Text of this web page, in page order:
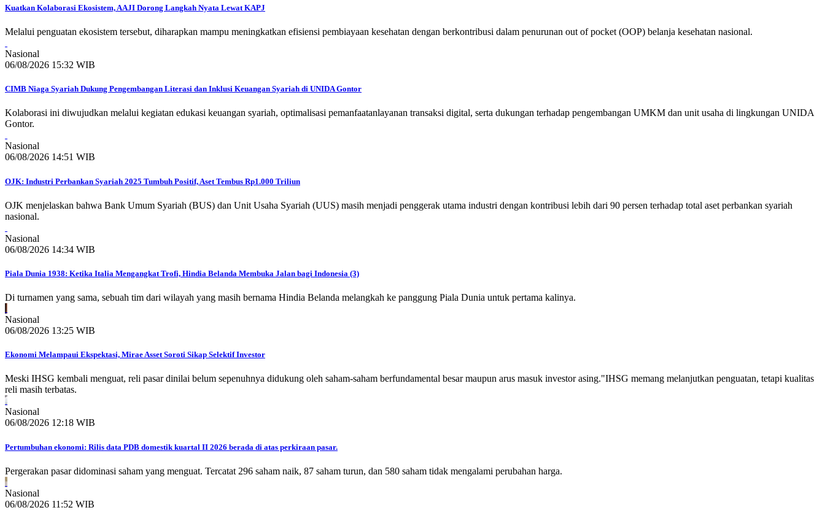
Kuatkan Kolaborasi Ekosistem, AAJI Dorong Langkah Nyata Lewat KAPJ
Melalui penguatan ekosistem tersebut, diharapkan mampu meningkatkan efisiensi pembiayaan kesehatan dengan berkontribusi dalam penurunan out of pocket (OOP) belanja kesehatan nasional.
Nasional
06/08/2026 15:32 WIB
CIMB Niaga Syariah Dukung Pengembangan Literasi dan Inklusi Keuangan Syariah di UNIDA Gontor
Kolaborasi ini diwujudkan melalui kegiatan edukasi keuangan syariah, optimalisasi pemanfaatanlayanan transaksi digital, serta dukungan terhadap pengembangan UMKM dan unit usaha di lingkungan UNIDA
Gontor.
Nasional
06/08/2026 14:51 WIB
OJK: Industri Perbankan Syariah 2025 Tumbuh Positif, Aset Tembus Rp1.000 Triliun
OJK menjelaskan bahwa Bank Umum Syariah (BUS) dan Unit Usaha Syariah (UUS) masih menjadi penggerak utama industri dengan kontribusi lebih dari 90 persen terhadap total aset perbankan syariah
nasional.
Nasional
06/08/2026 14:34 WIB
Piala Dunia 1938: Ketika Italia Mengangkat Trofi, Hindia Belanda Membuka Jalan bagi Indonesia (3)
Di turnamen yang sama, sebuah tim dari wilayah yang masih bernama Hindia Belanda melangkah ke panggung Piala Dunia untuk pertama kalinya.
Nasional
06/08/2026 13:25 WIB
Ekonomi Melampaui Ekspektasi, Mirae Asset Soroti Sikap Selektif Investor
Meski IHSG kembali menguat, reli pasar dinilai belum sepenuhnya didukung oleh saham-saham berfundamental besar maupun arus masuk investor asing."IHSG memang melanjutkan penguatan, tetapi kualitas
reli masih terbatas.
Nasional
06/08/2026 12:18 WIB
Pertumbuhan ekonomi: Rilis data PDB domestik kuartal II 2026 berada di atas perkiraan pasar.
Pergerakan pasar didominasi saham yang menguat. Tercatat 296 saham naik, 87 saham turun, dan 580 saham tidak mengalami perubahan harga.
Nasional
06/08/2026 11:52 WIB